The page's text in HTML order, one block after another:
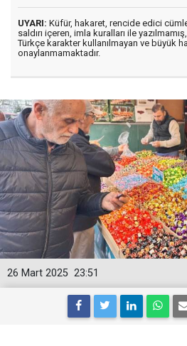
UYARI: Küfür, hakaret, rencide edici
saldırı içeren, imla kuralları ile yazılmamış,
Türkçe karakter kullanılmayan ve büyük
onaylanmamaktadır.
23:51
26 Mart 2025